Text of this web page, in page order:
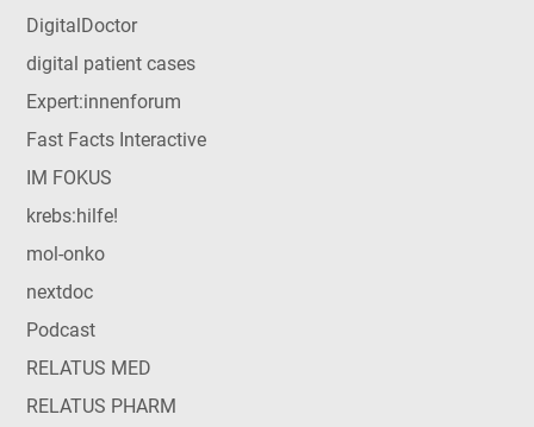
DigitalDoctor
digital patient cases
Expert:innenforum
Fast Facts Interactive
IM FOKUS
krebs:hilfe!
mol-onko
nextdoc
Podcast
RELATUS MED
RELATUS PHARM